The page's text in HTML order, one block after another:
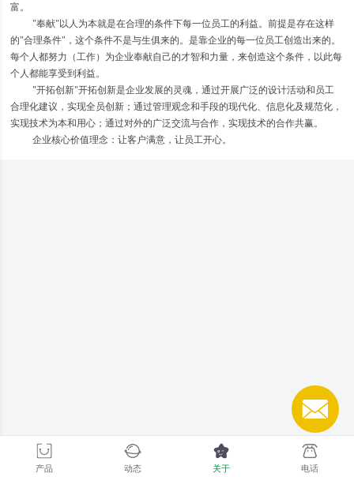
富。
"奉献"以人为本就是在合理的条件下每一位员工的利益。前提是存在这样
的"合理条件"，这个条件不是与生俱来的。是靠企业的每一位员工创造出来的。
每个人都努力（工作）为企业奉献自己的才智和力量，来创造这个条件，以此每
个人都能享受到利益。
"开拓创新"开拓创新是企业发展的灵魂，通过开展广泛的设计活动和员工
合理化建议，实现全员创新；通过管理观念和手段的现代化、信息化及规范化，
实现技术为本和用心；通过对外的广泛交流与合作，实现技术的合作共赢。
企业核心价值理念：让客户满意，让员工开心。
产品 动态 关于 电话